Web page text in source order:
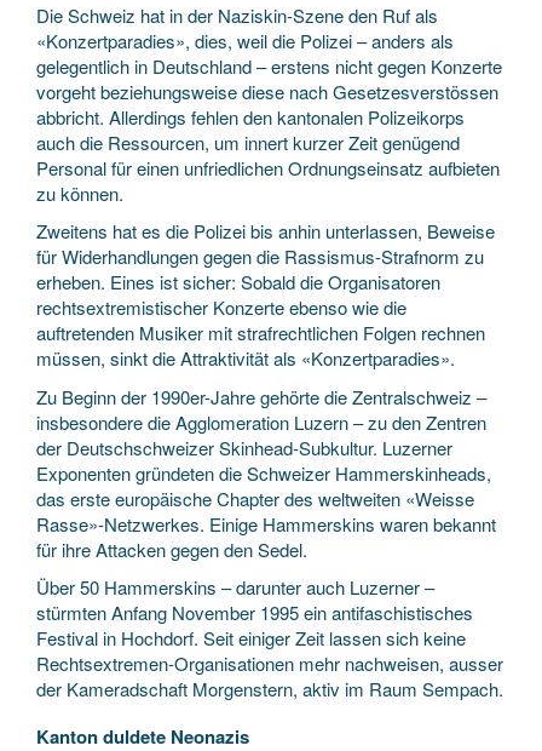
Die Schweiz hat in der Naziskin-Szene den Ruf als
«Konzertparadies», dies, weil die Polizei – anders als
gelegentlich in Deutschland – erstens nicht gegen Konzerte
vorgeht beziehungsweise diese nach Gesetzesverstössen
abbricht. Allerdings fehlen den kantonalen Polizeikorps
auch die Ressourcen, um innert kurzer Zeit genügend
Personal für einen unfriedlichen Ordnungseinsatz aufbieten
zu können.
Zweitens hat es die Polizei bis anhin unterlassen, Beweise
für Widerhandlungen gegen die Rassismus-Strafnorm zu
erheben. Eines ist sicher: Sobald die Organisatoren
rechtsextremistischer Konzerte ebenso wie die
auftretenden Musiker mit strafrechtlichen Folgen rechnen
müssen, sinkt die Attraktivität als «Konzertparadies».
Zu Beginn der 1990er-Jahre gehörte die Zentralschweiz –
insbesondere die Agglomeration Luzern – zu den Zentren
der Deutschschweizer Skinhead-Subkultur. Luzerner
Exponenten gründeten die Schweizer Hammerskinheads,
das erste europäische Chapter des weltweiten «Weisse
Rasse»-Netzwerkes. Einige Hammerskins waren bekannt
für ihre Attacken gegen den Sedel.
Über 50 Hammerskins – darunter auch Luzerner –
stürmten Anfang November 1995 ein antifaschistisches
Festival in Hochdorf. Seit einiger Zeit lassen sich keine
Rechtsextremen-Organisationen mehr nachweisen, ausser
der Kameradschaft Morgenstern, aktiv im Raum Sempach.
Kanton duldete Neonazis